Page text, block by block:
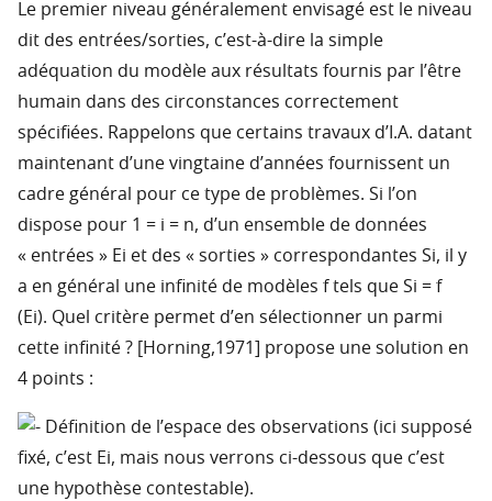
Le premier niveau généralement envisagé est le niveau
dit des entrées/sorties, c’est-à-dire la simple
adéquation du modèle aux résultats fournis par l’être
humain dans des circonstances correctement
spécifiées. Rappelons que certains travaux d’I.A. datant
maintenant d’une vingtaine d’années fournissent un
cadre général pour ce type de problèmes. Si l’on
dispose pour 1 = i = n, d’un ensemble de données
« entrées » Ei et des « sorties » correspondantes Si, il y
a en général une infinité de modèles f tels que Si = f
(Ei). Quel critère permet d’en sélectionner un parmi
cette infinité ? [Horning,1971] propose une solution en
4 points :
Définition de l’espace des observations (ici supposé
fixé, c’est Ei, mais nous verrons ci-dessous que c’est
une hypothèse contestable).